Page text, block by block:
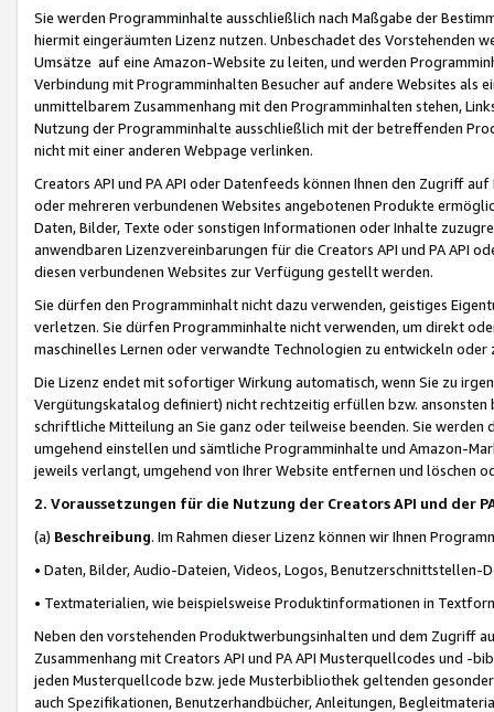
Sie werden Programminhalte ausschließlich nach Maßgabe der
hiermit eingeräumten Lizenz nutzen. Unbeschadet des Vorstehenden
Umsätze auf eine Amazon-Website zu leiten, und werden
Verbindung mit Programminhalten Besucher auf andere Websites als
unmittelbarem Zusammenhang mit den Programminhalten stehen,
Nutzung der Programminhalte ausschließlich mit der betreffenden
nicht mit einer anderen Webpage verlinken.
Creators API und PA API oder Datenfeeds können Ihnen den Zugriff
oder mehreren verbundenen Websites angebotenen Produkte
Daten, Bilder, Texte oder sonstigen Informationen oder Inhalte
anwendbaren Lizenzvereinbarungen für die Creators API und PA API
diesen verbundenen Websites zur Verfügung gestellt werden.
Sie dürfen den Programminhalt nicht dazu verwenden, geistiges
verletzen. Sie dürfen Programminhalte nicht verwenden, um direkt
maschinelles Lernen oder verwandte Technologien zu entwickeln
Die Lizenz endet mit sofortiger Wirkung automatisch, wenn Sie zu
Vergütungskatalog definiert) nicht rechtzeitig erfüllen bzw. ansonsten
schriftliche Mitteilung an Sie ganz oder teilweise beenden. Sie werden
umgehend einstellen und sämtliche Programminhalte und Amazon-
jeweils verlangt, umgehend von Ihrer Website entfernen und löschen
2. Voraussetzungen für die Nutzung der Creators API und der
(a) Beschreibung. Im Rahmen dieser Lizenz können wir Ihnen
• Daten, Bilder, Audio-Dateien, Videos, Logos, Benutzerschnittstellen-
• Textmaterialien, wie beispielsweise Produktinformationen in
Neben den vorstehenden Produktwerbungsinhalten und dem Zugriff
Zusammenhang mit Creators API und PA API Musterquellcodes und
jeden Musterquellcode bzw. jede Musterbibliothek geltenden
auch Spezifikationen, Benutzerhandbücher, Anleitungen,